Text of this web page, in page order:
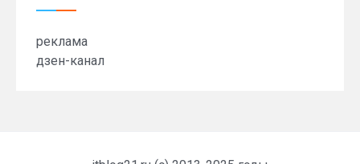
реклама
дзен-канал